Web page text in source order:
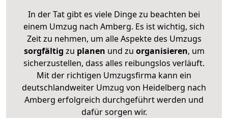
In der Tat gibt es viele Dinge zu beachten bei
einem Umzug nach Amberg. Es ist wichtig, sich
Zeit zu nehmen, um alle Aspekte des Umzugs
sorgfältig zu planen und zu organisieren, um
sicherzustellen, dass alles reibungslos verläuft.
Mit der richtigen Umzugsfirma kann ein
deutschlandweiter Umzug von Heidelberg nach
Amberg erfolgreich durchgeführt werden und
dafür sorgen wir.